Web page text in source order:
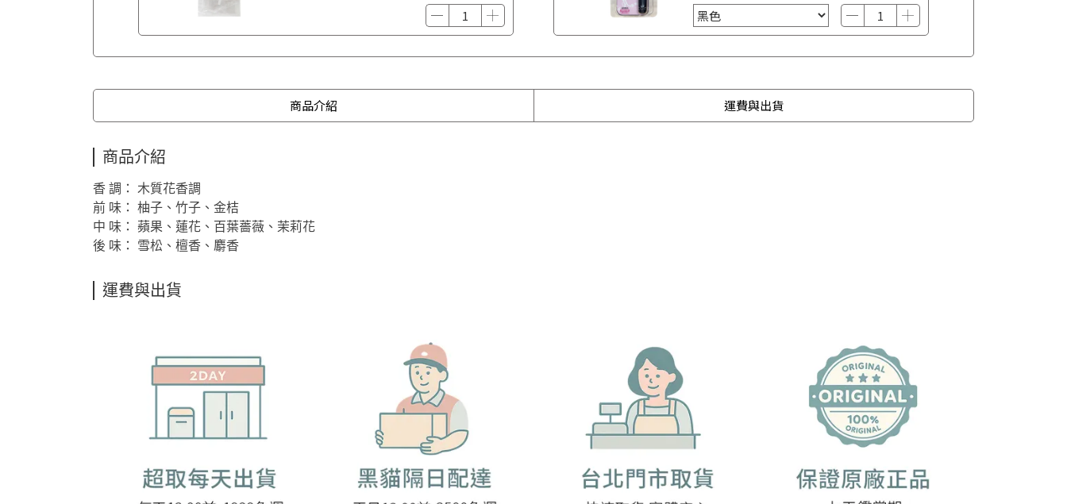
商品介紹 運費與出貨
商品介紹
香 調： 木質花香調
前 味： 柚子、竹子、金桔
中 味： 蘋果、蓮花、百葉薔薇、茉莉花
後 味： 雪松、檀香、麝香
運費與出貨